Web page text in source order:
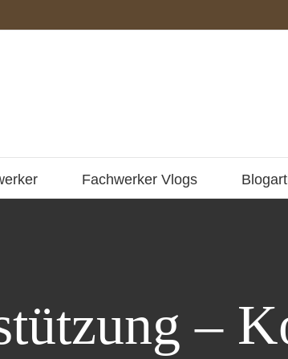
Fachwerker Vlogs
–